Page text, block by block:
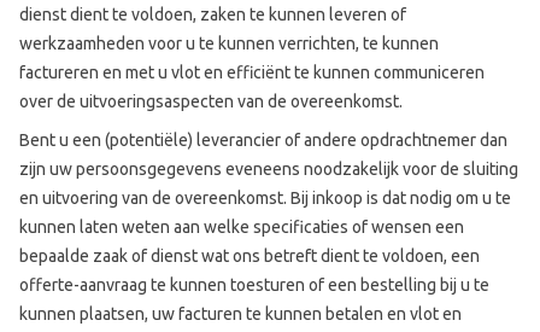
dienst dient te voldoen, zaken te kunnen leveren of
werkzaamheden voor u te kunnen verrichten, te kunnen
factureren en met u vlot en efficiënt te kunnen communiceren
over de uitvoeringsaspecten van de overeenkomst.
Bent u een (potentiële) leverancier of andere opdrachtnemer dan
zijn uw persoonsgegevens eveneens noodzakelijk voor de sluiting
en uitvoering van de overeenkomst. Bij inkoop is dat nodig om u te
kunnen laten weten aan welke specificaties of wensen een
bepaalde zaak of dienst wat ons betreft dient te voldoen, een
offerte-aanvraag te kunnen toesturen of een bestelling bij u te
kunnen plaatsen, uw facturen te kunnen betalen en vlot en